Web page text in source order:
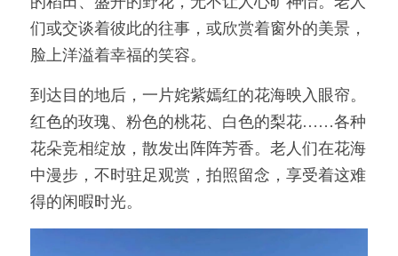
们或交谈着彼此的往事，或欣赏着窗外的美景，
脸上洋溢着幸福的笑容。
到达目的地后，一片姹紫嫣红的花海映入眼帘。
红色的玫瑰、粉色的桃花、白色的梨花……各种
花朵竞相绽放，散发出阵阵芳香。老人们在花海
中漫步，不时驻足观赏，拍照留念，享受着这难
得的闲暇时光。